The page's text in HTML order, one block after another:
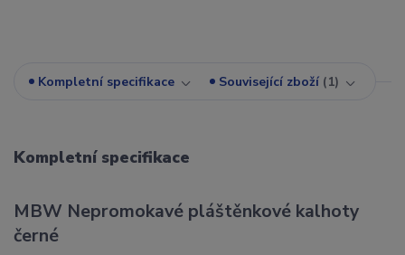
Kompletní specifikace Související zboží 1
Kompletní specifikace
MBW Nepromokavé pláštěnkové kalhoty
černé